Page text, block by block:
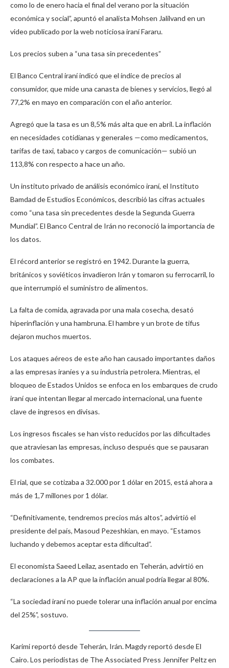
como lo de enero hacia el final del verano por la situación
económica y social”, apuntó el analista Mohsen Jalilvand en un
video publicado por la web noticiosa iraní Fararu.
Los precios suben a “una tasa sin precedentes”
El Banco Central iraní indicó que el índice de precios al
consumidor, que mide una canasta de bienes y servicios, llegó al
77,2% en mayo en comparación con el año anterior.
Agregó que la tasa es un 8,5% más alta que en abril. La inflación
en necesidades cotidianas y generales —como medicamentos,
tarifas de taxi, tabaco y cargos de comunicación— subió un
113,8% con respecto a hace un año.
Un instituto privado de análisis económico iraní, el Instituto
Bamdad de Estudios Económicos, describió las cifras actuales
como “una tasa sin precedentes desde la Segunda Guerra
Mundial”. El Banco Central de Irán no reconoció la importancia de
los datos.
El récord anterior se registró en 1942. Durante la guerra,
británicos y soviéticos invadieron Irán y tomaron su ferrocarril, lo
que interrumpió el suministro de alimentos.
La falta de comida, agravada por una mala cosecha, desató
hiperinflación y una hambruna. El hambre y un brote de tifus
dejaron muchos muertos.
Los ataques aéreos de este año han causado importantes daños
a las empresas iraníes y a su industria petrolera. Mientras, el
bloqueo de Estados Unidos se enfoca en los embarques de crudo
iraní que intentan llegar al mercado internacional, una fuente
clave de ingresos en divisas.
Los ingresos fiscales se han visto reducidos por las dificultades
que atraviesan las empresas, incluso después que se pausaran
los combates.
El rial, que se cotizaba a 32.000 por 1 dólar en 2015, está ahora a
más de 1,7 millones por 1 dólar.
“Definitivamente, tendremos precios más altos”, advirtió el
presidente del país, Masoud Pezeshkian, en mayo. “Estamos
luchando y debemos aceptar esta dificultad”.
El economista Saeed Leilaz, asentado en Teherán, advirtió en
declaraciones a la AP que la inflación anual podría llegar al 80%.
“La sociedad iraní no puede tolerar una inflación anual por encima
del 25%”, sostuvo.
Karimi reportó desde Teherán, Irán. Magdy reportó desde El
Cairo. Los periodistas de The Associated Press Jennifer Peltz en